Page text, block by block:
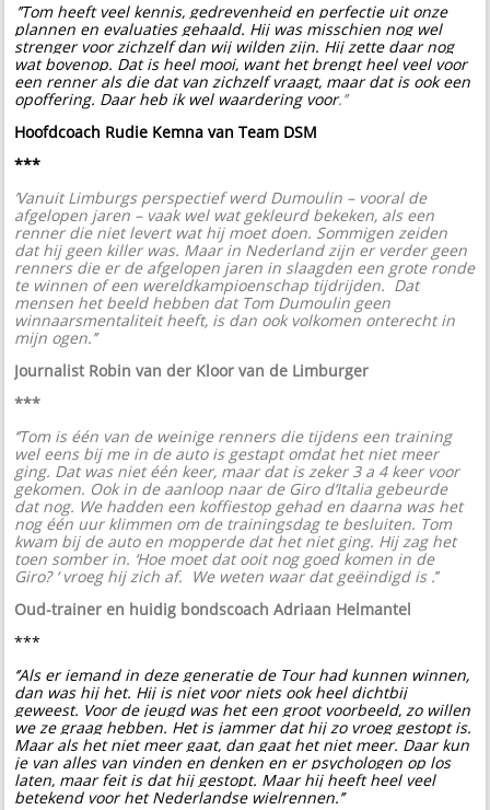
’’Tom heeft veel kennis, gedrevenheid en perfectie uit onze
plannen en evaluaties gehaald. Hij was misschien nog wel
strenger voor zichzelf dan wij wilden zijn. Hij zette daar nog
wat bovenop. Dat is heel mooi, want het brengt heel veel voor
een renner als die dat van zichzelf vraagt, maar dat is ook een
opoffering. Daar heb ik wel waardering voor.’’
Hoofdcoach Rudie Kemna van Team DSM
***
’Vanuit Limburgs perspectief werd Dumoulin – vooral de
afgelopen jaren – vaak wel wat gekleurd bekeken, als een
renner die niet levert wat hij moet doen. Sommigen zeiden
dat hij geen killer was. Maar in Nederland zijn er verder geen
renners die er de afgelopen jaren in slaagden een grote ronde
te winnen of een wereldkampioenschap tijdrijden. Dat
mensen het beeld hebben dat Tom Dumoulin geen
winnaarsmentaliteit heeft, is dan ook volkomen onterecht in
mijn ogen.’’
Journalist Robin van der Kloor van de Limburger
***
‘’Tom is één van de weinige renners die tijdens een training
wel eens bij me in de auto is gestapt omdat het niet meer
ging. Dat was niet één keer, maar dat is zeker 3 a 4 keer voor
gekomen. Ook in de aanloop naar de Giro d’Italia gebeurde
dat nog. We hadden een koffiestop gehad en daarna was het
nog één uur klimmen om de trainingsdag te besluiten. Tom
kwam bij de auto en mopperde dat het niet ging. Hij zag het
toen somber in. ‘Hoe moet dat ooit nog goed komen in de
Giro? ‘ vroeg hij zich af. We weten waar dat geëindigd is .’’
Oud-trainer en huidig bondscoach Adriaan Helmantel
***
‘’Als er iemand in deze generatie de Tour had kunnen winnen,
dan was hij het. Hij is niet voor niets ook heel dichtbij
geweest. Voor de jeugd was het een groot voorbeeld, zo willen
we ze graag hebben. Het is jammer dat hij zo vroeg gestopt is.
Maar als het niet meer gaat, dan gaat het niet meer. Daar kun
je van alles van vinden en denken en er psychologen op los
laten, maar feit is dat hij gestopt. Maar hij heeft heel veel
betekend voor het Nederlandse wielrennen.’’